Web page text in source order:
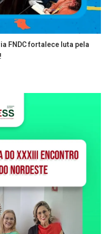
FNDC fortalece luta pela